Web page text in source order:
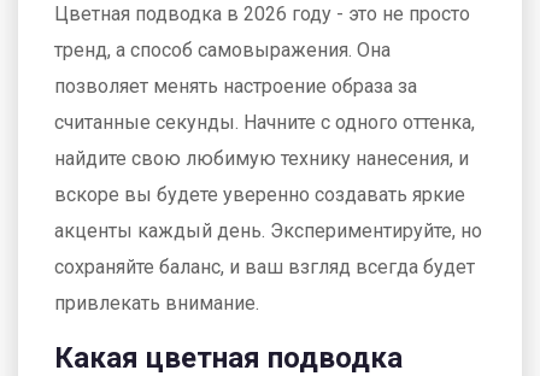
Цветная подводка в 2026 году - это не просто
тренд, а способ самовыражения. Она
позволяет менять настроение образа за
считанные секунды. Начните с одного оттенка,
найдите свою любимую технику нанесения, и
вскоре вы будете уверенно создавать яркие
акценты каждый день. Экспериментируйте, но
сохраняйте баланс, и ваш взгляд всегда будет
привлекать внимание.
Какая цветная подводка